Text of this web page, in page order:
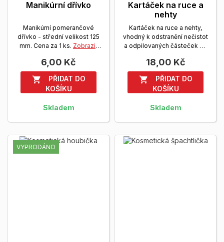
Manikúrní dřívko
Manikúrní pomerančové
dřívko - střední velikost 125
mm. Cena za 1 ks. Zobrazit
6,00 Kč

PŘIDAT DO
KOŠÍKU
Skladem
Kartáček na ruce a
nehty
Kartáček na ruce a nehty,
vhodný k odstranění nečistot
a odpilovaných částeček při
18,00 Kč

PŘIDAT DO
KOŠÍKU
Skladem
VYPRODÁNO